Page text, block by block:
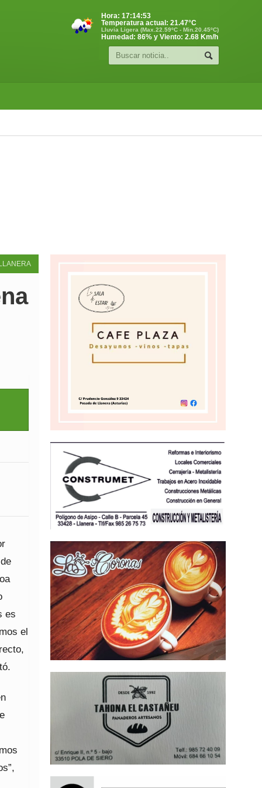
Hora: 17:14:54
Temperatura actual: 21.47°C
Lluvia Ligera (Max.22.59ºC - Min.20.45ºC)
Humedad: 86% y Viento: 2.68 Km/h
es
el